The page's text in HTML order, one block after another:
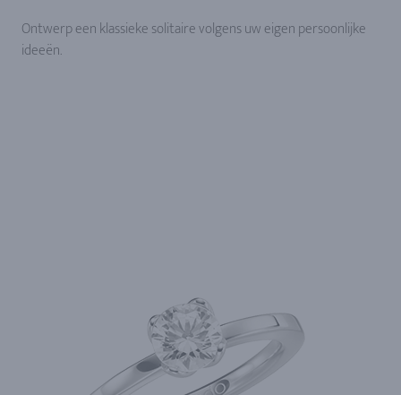
Ontwerp een klassieke solitaire volgens uw eigen persoonlijke
ideeën.